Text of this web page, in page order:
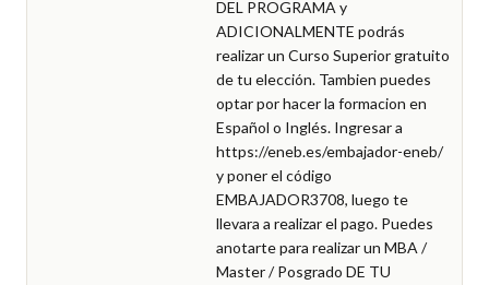
DEL PROGRAMA y
ADICIONALMENTE podrás
realizar un Curso Superior gratuito
de tu elección. Tambien puedes
optar por hacer la formacion en
Español o Inglés. Ingresar a
https://eneb.es/embajador-eneb/
y poner el código
EMBAJADOR3708, luego te
llevara a realizar el pago. Puedes
anotarte para realizar un MBA /
Master / Posgrado DE TU